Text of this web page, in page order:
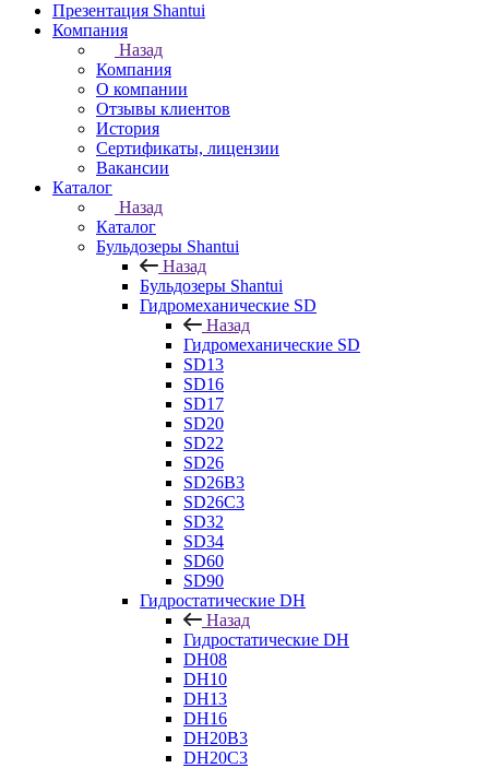
Презентация Shantui
Компания
Назад
Компания
О компании
Отзывы клиентов
История
Сертификаты, лицензии
Вакансии
Каталог
Назад
Каталог
Бульдозеры Shantui
Назад
Бульдозеры Shantui
Гидромеханические SD
Назад
Гидромеханические SD
SD13
SD16
SD17
SD20
SD22
SD26
SD26B3
SD26C3
SD32
SD34
SD60
SD90
Гидростатические DH
Назад
Гидростатические DH
DH08
DH10
DH13
DH16
DH20B3
DH20C3